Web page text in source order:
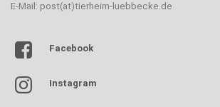
E-Mail: post(at)tierheim-luebbecke.de
Facebook
Instagram